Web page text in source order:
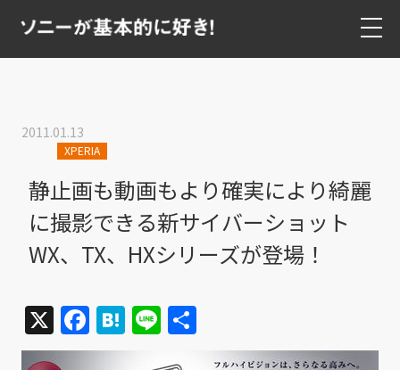
2011.01.13
XPERIA
静止画も動画もより確実により綺麗
に撮影できる新サイバーショット
WX、TX、HXシリーズが登場！
X Facebook
Hatena
Line
有